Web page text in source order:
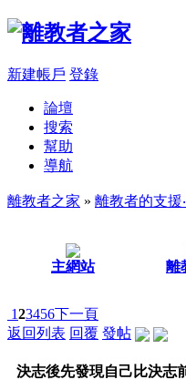
新建帳戶 登錄
論壇
搜索
幫助
導航
離教者之家 » 離教者的支援
主網站 離
123456下一頁
返回列表 回覆 發帖
決志後先發現自己比決志